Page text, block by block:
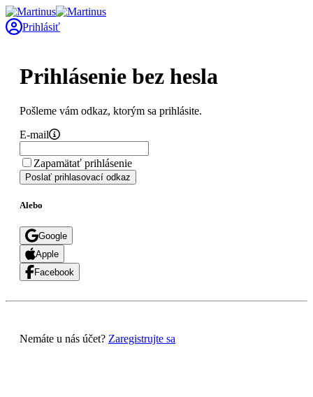
Prihlásiť
Prihlásenie bez hesla
Pošleme vám odkaz, ktorým sa prihlásite.
E-mail
Zapamätať prihlásenie
Poslať prihlasovací odkaz
Alebo
Google
Apple
Facebook
Nemáte u nás účet? Zaregistrujte sa